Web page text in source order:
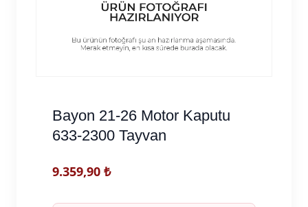
Bayon 21-26 Motor Kaputu
633-2300 Tayvan
9.359,90 ₺